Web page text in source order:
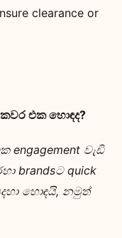
clearance or
කවර එක හොඳද?
engagement වැඩි
brandsට quick
හොඳයි, නමුත්